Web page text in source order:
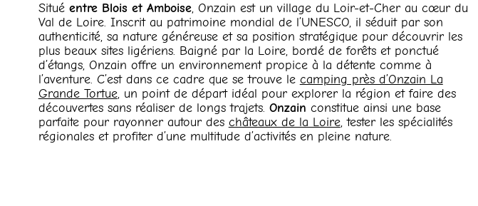
Situé entre Blois et Amboise, Onzain est un village du Loir-et-Cher au cœur du
Val de Loire. Inscrit au patrimoine mondial de l’UNESCO, il séduit par son
authenticité, sa nature généreuse et sa position stratégique pour découvrir les
plus beaux sites ligériens. Baigné par la Loire, bordé de forêts et ponctué
d’étangs, Onzain offre un environnement propice à la détente comme à
l’aventure. C’est dans ce cadre que se trouve le camping près d’Onzain La
Grande Tortue, un point de départ idéal pour explorer la région et faire des
découvertes sans réaliser de longs trajets. Onzain constitue ainsi une base
parfaite pour rayonner autour des châteaux de la Loire, tester les spécialités
régionales et profiter d’une multitude d’activités en pleine nature.